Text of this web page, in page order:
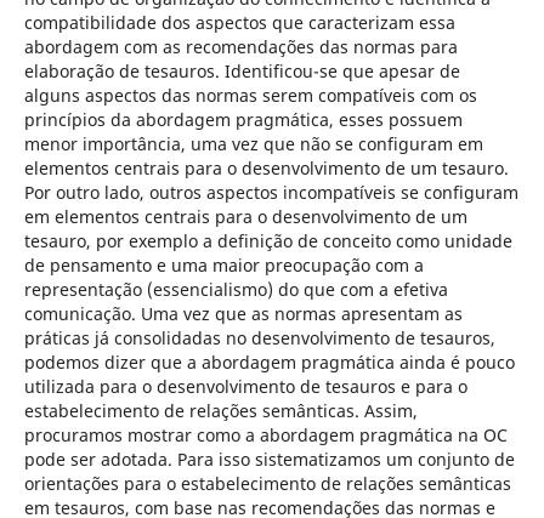
compatibilidade dos aspectos que caracterizam essa
abordagem com as recomendações das normas para
elaboração de tesauros. Identificou-se que apesar de
alguns aspectos das normas serem compatíveis com os
princípios da abordagem pragmática, esses possuem
menor importância, uma vez que não se configuram em
elementos centrais para o desenvolvimento de um tesauro.
Por outro lado, outros aspectos incompatíveis se configuram
em elementos centrais para o desenvolvimento de um
tesauro, por exemplo a definição de conceito como unidade
de pensamento e uma maior preocupação com a
representação (essencialismo) do que com a efetiva
comunicação. Uma vez que as normas apresentam as
práticas já consolidadas no desenvolvimento de tesauros,
podemos dizer que a abordagem pragmática ainda é pouco
utilizada para o desenvolvimento de tesauros e para o
estabelecimento de relações semânticas. Assim,
procuramos mostrar como a abordagem pragmática na OC
pode ser adotada. Para isso sistematizamos um conjunto de
orientações para o estabelecimento de relações semânticas
em tesauros, com base nas recomendações das normas e